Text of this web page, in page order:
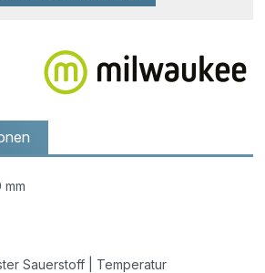
mm
Sauerstoff | Temperatur